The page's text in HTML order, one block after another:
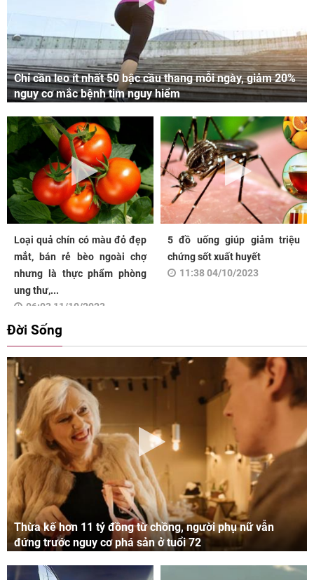
Chỉ cần leo ít nhất 50 bậc cầu thang mỗi ngày, giảm 20%
nguy cơ mắc bệnh tim nguy hiểm
Loại quả chín có màu đỏ đẹp
mắt, bán rẻ bèo ngoài chợ
nhưng là thực phẩm phòng
ung thư,...
06:03 11/10/2023
5 đồ uống giúp giảm triệu
chứng sốt xuất huyết
11:38 04/10/2023
Đời Sống
Thừa kế hơn 11 tỷ đồng từ chồng, người phụ nữ vẫn
đứng trước nguy cơ phá sản ở tuổi 72